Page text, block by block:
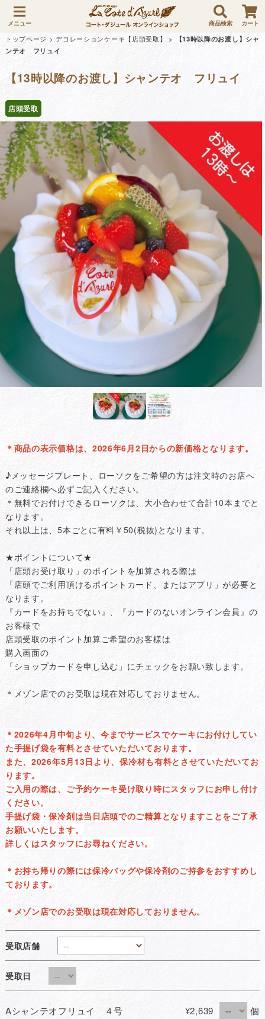
メニュー 商品検索 カート
トップページ >デコレーションケーキ【店頭受取】 >
【13時以降のお渡し】シャ
ンテオ フリュイ
【13時以降のお渡し】シャンテオ フリュイ
店頭受取
＊商品の表示価格は、2026年6月2日からの新価格となります。
♪メッセージプレート、ローソクをご希望の方は注文時のお店へ
のご連絡欄へ必ずご記入ください。
＊無料でお付けできるローソクは、大小合わせて合計10本までと
なります。
それ以上は、5本ごとに有料￥50(税抜)となります。
★ポイントについて★
「店頭お受け取り」のポイントを加算される際は
「店頭でご利用頂けるポイントカード、またはアプリ」が必要と
なります。
『カードをお持ちでない』、『カードのないオンライン会員』の
お客様で
店頭受取のポイント加算ご希望のお客様は
購入画面の
「ショップカードを申し込む」にチェックをお願い致します。
＊メゾン店でのお受取は現在対応しておりません。
＊2026年4月中旬より、今までサービスでケーキにお付けしてい
た手提げ袋を有料とさせていただいております。
また、2026年5月13日より、保冷材も有料とさせていただいてお
ります。
ご入用の際は、ご予約ケーキ受け取り時にスタッフにお申し付け
ください。
手提げ袋・保冷剤は当日店頭でのご精算となりますことをご了承
お願いいたします。
詳しくはスタッフにお尋ねください。
＊お持ち帰りの際には保冷バッグや保冷剤のご持参をおすすめし
ております。
＊メゾン店でのお受取は現在対応しておりません。
受取店舗
受取日
Aシャンテオフリュイ ４号 ¥2,639 個